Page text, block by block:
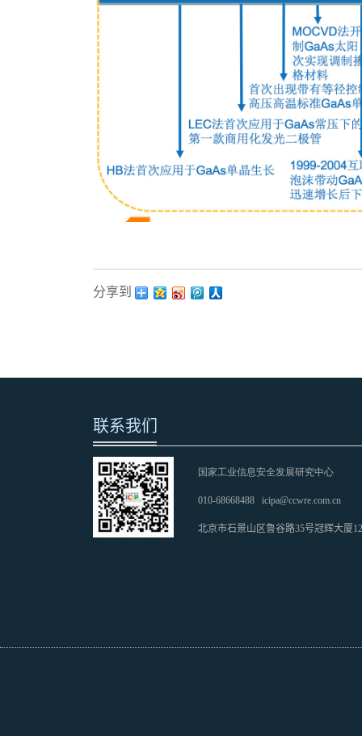
分享到：
联系我们
国家工业信息安全发展研究中心
010-68668488 icipa@ccwre.com.cn
北京市石景山区鲁谷路35号冠辉大厦